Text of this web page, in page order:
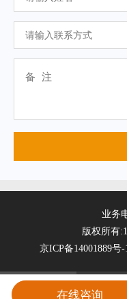
业务
版权所有
京ICP备14001889号-
在线咨询